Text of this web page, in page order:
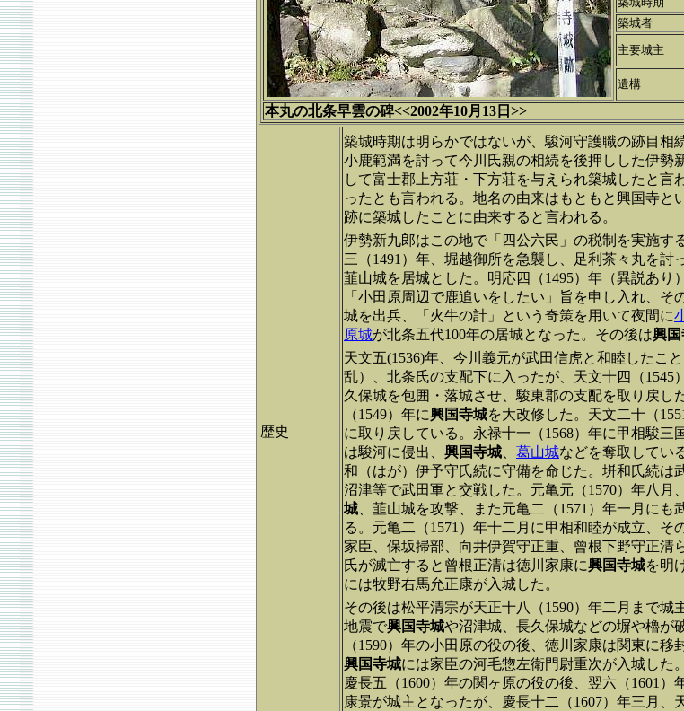
築城者
主要城主
遺構
本丸の北条早雲の碑<<2002年10月13日>>
歴史
築城時期は明らかではないが、駿河守護職の跡目相
小鹿範満を討って今川氏親の相続を後押しした伊勢
して富士郡上方荘・下方荘を与えられ築城したと言
ったとも言われる。地名の由来はもともと興国寺と
跡に築城したことに由来すると言われる。
伊勢新九郎はこの地で「四公六民」の税制を実施す
三（1491）年、堀越御所を急襲し、足利茶々丸を
韮山城を居城とした。明応四（1495）年（異説あり
「小田原周辺で鹿追いをしたい」旨を申し入れ、
城を出兵、「火牛の計」という奇策を用いて夜間に
原城が北条五代100年の居城となった。その後は興
天文五(1536)年、今川義元が武田信虎と和睦したこ
乱）、北条氏の支配下に入ったが、天文十四（
久保城を包囲・落城させ、駿東郡の支配を取り戻し
（1549）年に興国寺城を大改修した。天文二十（
に取り戻している。永禄十一（1568）年に甲相駿三
は駿河に侵出、 興国寺城 葛山城などを奪取してい
和（はが）伊予守氏続に守備を命じた。垪和氏続は
沼津等で武田軍と交戦した。元亀元（1570）年八月
城 、韮山城を攻撃、また元亀二（1571）年一月に
る。元亀二（1571）年十二月に甲相和睦が成立、
家臣、保坂掃部、向井伊賀守正重、曾根下野守正清
氏が滅亡すると曾根正清は徳川家康に興国寺城を明
には牧野右馬允正康が入城した。
その後は松平清宗が天正十八（1590）年二月まで城
地震で興国寺城や沼津城、長久保城などの塀や櫓が
（1590）年の小田原の役の後、徳川家康は関東に移
興国寺城には家臣の河毛惣左衛門尉重次が入城した。
慶長五（1600）年の関ヶ原の役の後、翌六（1601
康景が城主となったが、慶長十二（1607）年三月、